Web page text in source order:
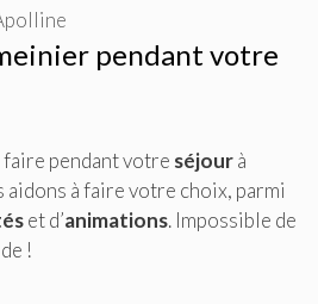
pendant votre
faire pendant votre séjourà
aidons à faire votre choix, parmi
et d’animations. Impossible de
!